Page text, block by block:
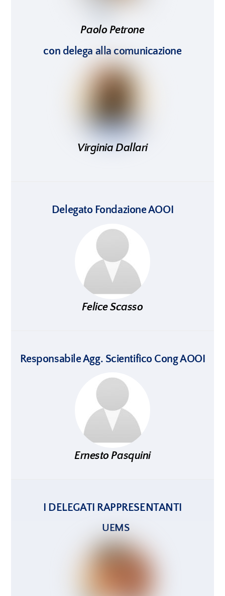
Paolo Petrone
con delega alla comunicazione
Virginia Dallari
Delegato Fondazione AOOI
Felice Scasso
Responsabile Agg. Scientifico Cong AOOI
Ernesto Pasquini
I DELEGATI RAPPRESENTANTI
UEMS